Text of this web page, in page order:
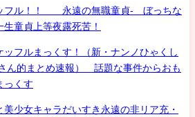
フル！！ 永遠の無職童貞- ぼっちな
童貞上等夜露死苦！
ッフルまっくす！（新・ナンノひゃくし
ん的まとめ速報） 話題な事件からおも
っくす
少女キャラだいすき永遠の非リア充・